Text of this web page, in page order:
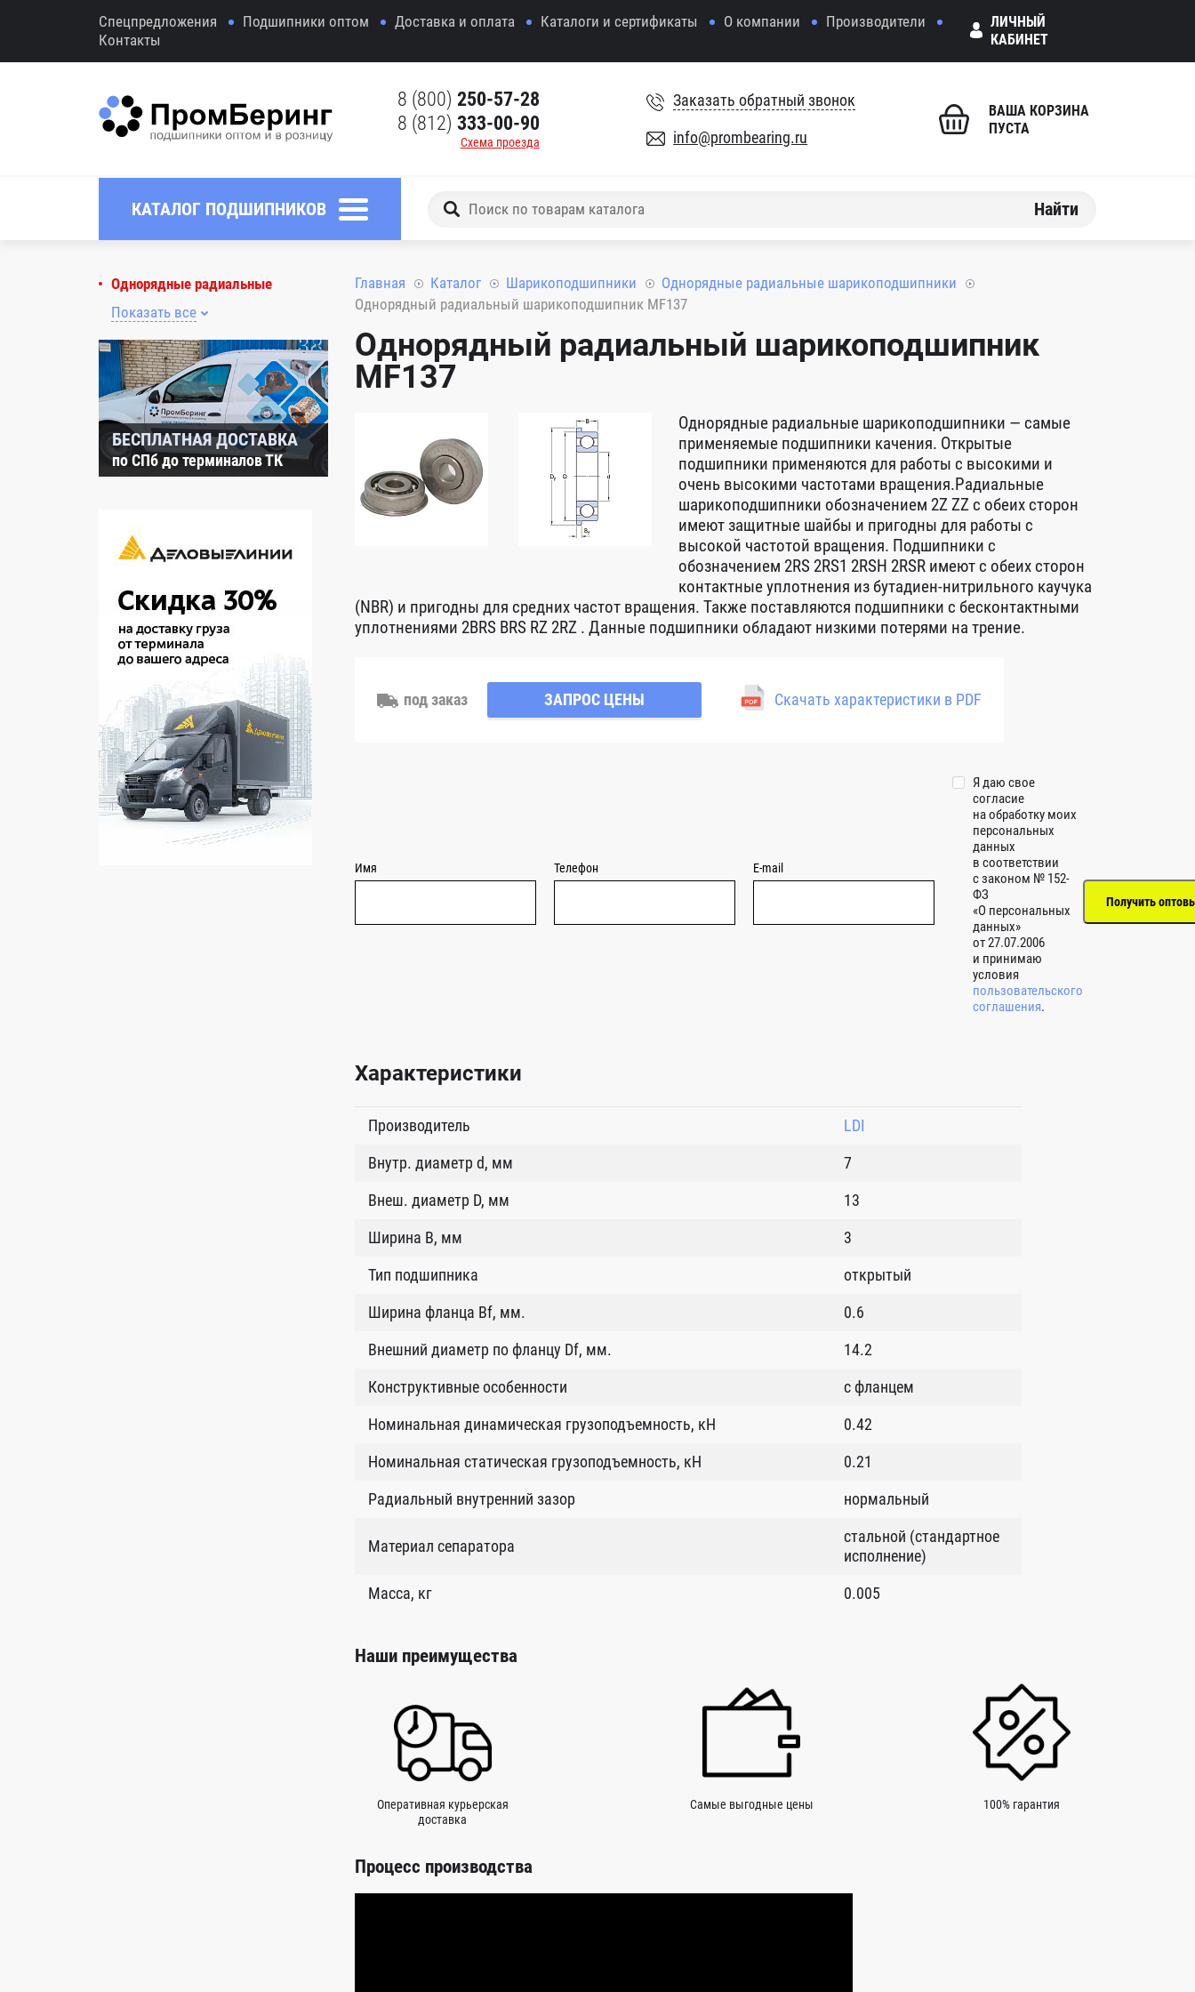
Спецпредложения Подшипники оптом Доставка и оплата Каталоги и сертификаты О компании
Производители
Контакты
ЛИЧНЫЙ
КАБИНЕТ
8 (800) 250-57-28
8 (812) 333-00-90
Схема проезда
Заказать обратный звонок
info@prombearing.ru
ВАША КОРЗИНА
ПУСТА
КАТАЛОГ ПОДШИПНИКОВ Найти
Однорядные радиальные
Показать все
БЕСПЛАТНАЯ ДОСТАВКА
по СПб до терминалов ТК
Главная Каталог Шарикоподшипники
Однорядные радиальные шарикоподшипники
Однорядный радиальный шарикоподшипник MF137
Однорядный радиальный шарикоподшипник
MF137
Однорядные радиальные шарикоподшипники — самые
применяемые подшипники качения. Открытые
подшипники применяются для работы с высокими и
очень высокими частотами вращения.Радиальные
шарикоподшипники обозначением 2Z ZZ с обеих сторон
имеют защитные шайбы и пригодны для работы с
высокой частотой вращения. Подшипники с
обозначением 2RS 2RS1 2RSH 2RSR имеют с обеих сторон
контактные уплотнения из бутадиен-нитрильного каучука
(NBR) и пригодны для средних частот вращения. Также поставляются подшипники с бесконтактными
уплотнениями 2BRS BRS RZ 2RZ . Данные подшипники обладают низкими потерями на трение.
под заказ ЗАПРОС ЦЕНЫ Скачать характеристики в PDF
Имя Телефон E-mail
Я даю свое
согласие
на обработку моих
персональных
данных
в соответствии
с законом № 152-
ФЗ
«О персональных
данных»
от 27.07.2006
и принимаю
условия
пользовательского
соглашения.
Характеристики
Производитель
LDI
Внутр. диаметр d, мм
7
Внеш. диаметр D, мм
13
Ширина B, мм
3
Тип подшипника
открытый
Ширина фланца Bf, мм.
0.6
Внешний диаметр по фланцу Df, мм.
14.2
Конструктивные особенности
с фланцем
Номинальная динамическая грузоподъемность, кН
0.42
Номинальная статическая грузоподъемность, кН
0.21
Радиальный внутренний зазор
нормальный
Материал сепаратора
стальной (стандартное
исполнение)
Масса, кг
0.005
Наши преимущества
Оперативная курьерская
доставка
Самые выгодные цены 100% гарантия
Процесс производства